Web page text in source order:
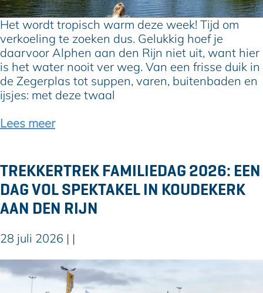
k
o
o
p
s
e
k
w
e
k
s
g
e
b
i
e
d
i
e
v
e
r
k
o
e
l
i
n
o
p
1
2
x
(
b
i
Het wordt tropisch warm deze week! Tijd om
verkoeling te zoeken dus. Gelukkig hoef je
daarvoor Alphen aan den Rijn niet uit, want hier
is het water nooit ver weg. Van een frisse duik in
de Zegerplas tot suppen, varen, buitenbaden en
ijsjes: met deze twaal
Lees meer
TREKKERTREK FAMILIEDAG 2026: EEN
DAG VOL SPEKTAKEL IN KOUDEKERK
AAN DEN RIJN
28 juli 2026 | |
T